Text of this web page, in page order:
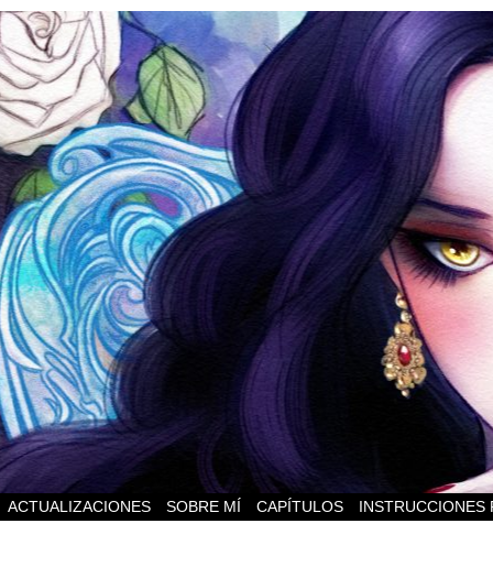
ACTUALIZACIONES SOBRE MÍ CAPÍTULOS INSTRUCCIONES